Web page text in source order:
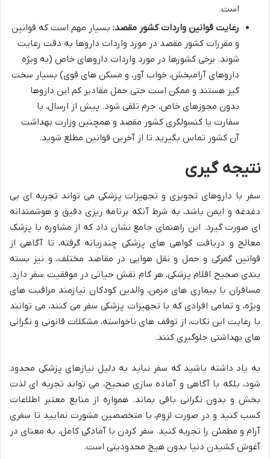
است.
رعایت قوانین واردات کشور مقصد: بسیار مهم است که قوانین
و مقررات کشور مقصد در مورد واردات داروها به دقت رعایت
شوند. برخی کشورها در مورد واردات داروهای خاص (به ویژه
داروهای آرامبخش، خواب آور، و مسکن های قوی) بسیار سخت
گیر هستند و ممکن است حتی حمل مقادیر کم این داروها
بدون مجوزهای خاص، جرم تلقی شود. پیش از ارسال، با
سفارت یا کنسولگری کشور مقصد و همچنین وزارت بهداشت
آن کشور تماس بگیرید تا از آخرین قوانین مطلع شوید.
نتیجه گیری
سفر با داروهای تجویزی و تجهیزات پزشکی می تواند تجربه ای بی
دغدغه و ایمن باشد، به شرط آنکه برنامه ریزی دقیق و هوشمندانه
ای صورت گیرد. این راهنمای جامع نشان داد که از مشاوره با پزشک
معالج و دریافت گواهی های پزشکی چندزبانه گرفته، تا آگاهی از
قوانین گمرکی و حمل و نقل هوایی در مقاصد مختلف، و نیز بسته
بندی صحیح اقلام پزشکی، هر گام نقش حیاتی در موفقیت سفر دارد.
مسافران با بیماری های مزمن، والدین کودکان نیازمند مراقبت های
ویژه، و تمامی افرادی که با تجهیزات پزشکی سفر می کنند، می توانند
با رعایت این نکات، از توقف های ناخواسته، مشکلات قانونی و نگرانی
های بهداشتی جلوگیری کنند.
به یاد داشته باشید که سفر نباید به دلیل نیازهای پزشکی محدود
شود، بلکه با آگاهی و آماده سازی صحیح، می تواند تجربه ای لذت
بخش و بدون نگرانی باقی بماند. همواره از منابع معتبر اطلاعات
کسب کنید و در صورت لزوم، با متخصصین مشورت نمایید تا سفری
آرام و مطمئن را تجربه کنید. سفر کردن با آمادگی کامل، به معنای در
آغوش کشیدن دنیا بدون هیچ محدودیتی است.